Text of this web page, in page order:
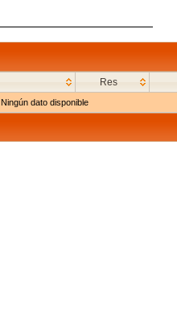
Res
Ningún dato disponible